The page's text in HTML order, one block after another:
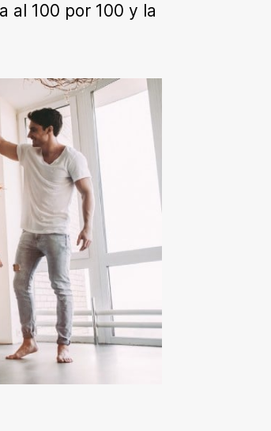
al 100 por 100 y la